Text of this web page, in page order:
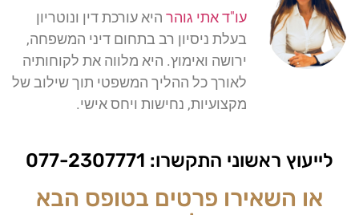
עו"ד אתי גוהר היא עורכת דין ונוטריון
בעלת ניסיון רב בתחום דיני המשפחה,
ירושה ואימוץ. היא מלווה את לקוחותיה
לאורך כל ההליך המשפטי תוך שילוב של
מקצועיות, נחישות ויחס אישי.
לייעוץ ראשוני התקשרו: 077-2307771
או השאירו פרטים בטופס הבא